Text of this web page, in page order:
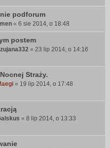
podforum
Ilmen « 6 sie 2014, o 18:48
postem
« 23 lip 2014, o 14:16
Straży.
« 19 lip 2014, o 17:48
« 8 lip 2014, o 13:33